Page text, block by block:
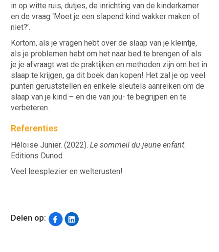
in op witte ruis, dutjes, de inrichting van de kinderkamer
en de vraag ‘Moet je een slapend kind wakker maken of
niet?’.
Kortom, als je vragen hebt over de slaap van je kleintje,
als je problemen hebt om het naar bed te brengen of als
je je afvraagt wat de praktijken en methoden zijn om het in
slaap te krijgen, ga dit boek dan kopen! Het zal je op veel
punten geruststellen en enkele sleutels aanreiken om de
slaap van je kind – en die van jou- te begrijpen en te
verbeteren.
Referenties
Héloïse Junier. (2022).Le sommeil du jeune enfant.
Editions Dunod
Veel leesplezier en welterusten!
Delen op: